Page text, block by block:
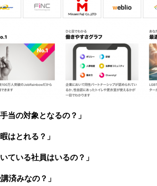
当の対象となるの？」
はとれる？」
ている社員はいるの？」
済みなの？」